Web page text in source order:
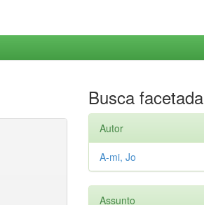
Busca facetada
Autor
A-mi, Jo
Assunto